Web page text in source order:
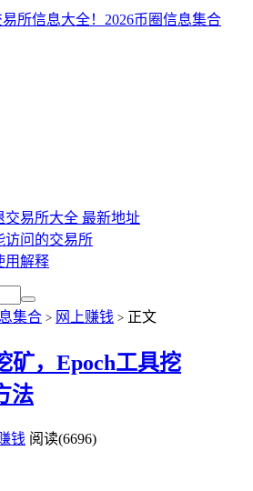
2026币圈信息集合
交易所大全 最新地址
访问的交易所
用解释
集合 > 网上赚钱 > 正文
矿，Epoch工具挖
法
钱 阅读(6696)